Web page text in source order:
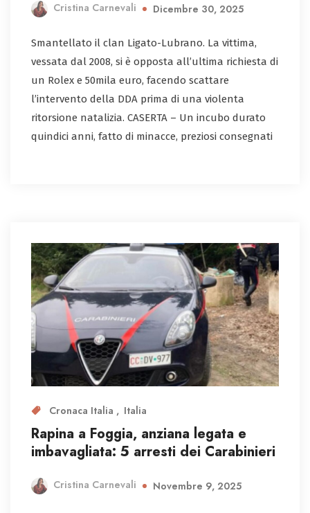
Cristina Carnevali Dicembre 30, 2025
Smantellato il clan Ligato-Lubrano. La vittima,
vessata dal 2008, si è opposta all’ultima richiesta di
un Rolex e 50mila euro, facendo scattare
l’intervento della DDA prima di una violenta
ritorsione natalizia. CASERTA – Un incubo durato
quindici anni, fatto di minacce, preziosi consegnati
Cronaca Italia Italia
Rapina a Foggia, anziana legata e
imbavagliata: 5 arresti dei Carabinieri
Cristina Carnevali Novembre 9, 2025